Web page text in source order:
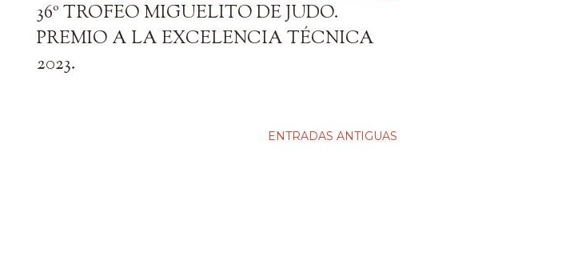
36º TROFEO MIGUELITO DE JUDO.
PREMIO A LA EXCELENCIA TÉCNICA
2023.
ENTRADAS ANTIGUAS